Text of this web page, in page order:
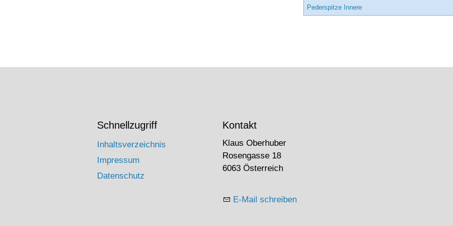
Pederspitze Innere
Schnellzugriff
Inhaltsverzeichnis
Impressum
Datenschutz
Kontakt
Klaus Oberhuber
Rosengasse 18
6063 Österreich
E-Mail schreiben